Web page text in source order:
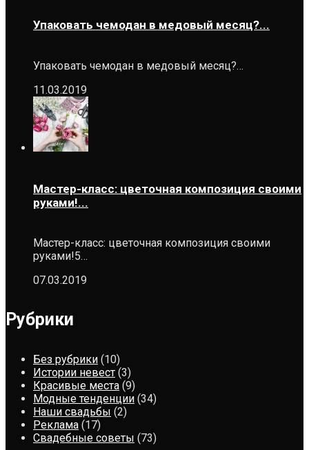
Упаковать чемодан в медовый месяц?...
Упаковать чемодан в медовый месяц?…
11.03.2019
Мастер-класс: цветочная композиция своими
руками!...
Мастер-класс: цветочная композиция своими
руками!5…
07.03.2019
Рубрики
Без рубрики (10)
Истории невест (3)
Красивые места (9)
Модные тенденции (34)
Наши свадьбы (2)
Реклама (17)
Свадебные советы (73)